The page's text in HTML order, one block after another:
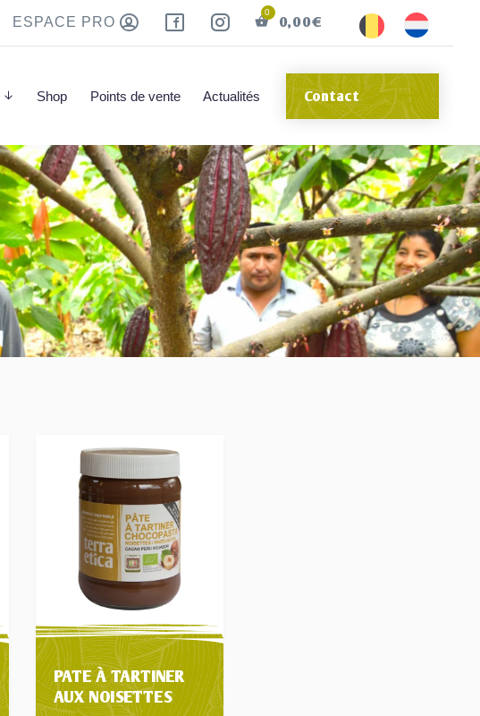
ESPACE PRO 0,00€
Shop Points de vente Actualités Contact
PATE À TARTINER
AUX NOISETTES